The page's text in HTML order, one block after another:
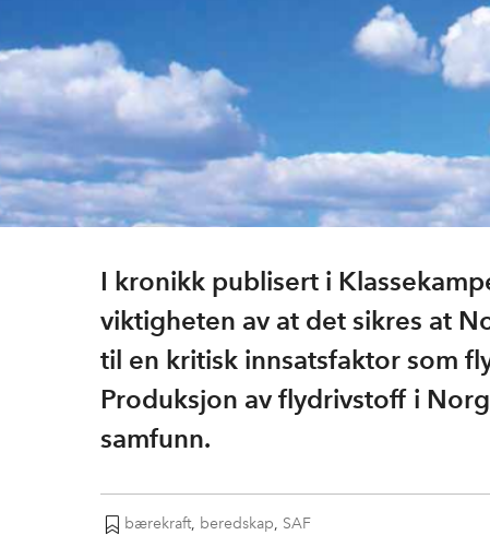
I kronikk publisert i
viktigheten av at det sikres at
til en kritisk innsatsfaktor som
Produksjon av flydrivstoff i
samfunn.
bærekraft, beredskap, SAF